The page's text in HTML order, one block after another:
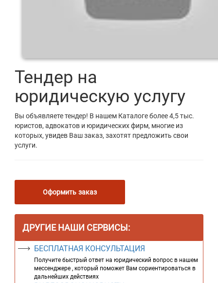
Тендер на
юридическую услугу
Вы объявляете тендер! В нашем Каталоге более 4,5 тыс.
юристов, адвокатов и юридических фирм, многие из
которых, увидев Ваш заказ, захотят предложить свои
услуги.
Оформить заказ
ДРУГИЕ НАШИ СЕРВИСЫ:
БЕСПЛАТНАЯ КОНСУЛЬТАЦИЯ
Получите быстрый ответ на юридический вопрос в нашем
мессенджере , который поможет Вам сориентироваться в
дальнейших действиях